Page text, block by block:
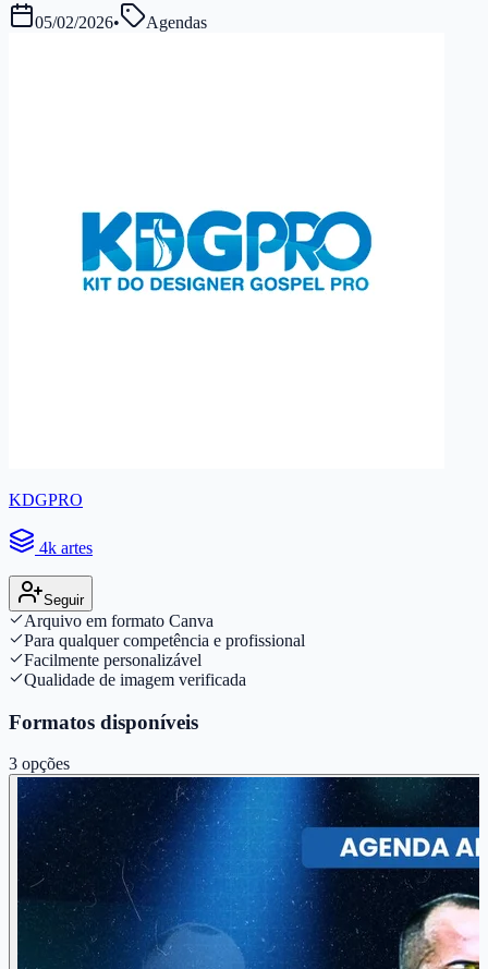
05/02/2026• Agendas
KDGPRO
4k artes
Seguir
Arquivo em formato Canva
Para qualquer competência e profissional
Facilmente personalizável
Qualidade de imagem verificada
Formatos disponíveis
3 opções